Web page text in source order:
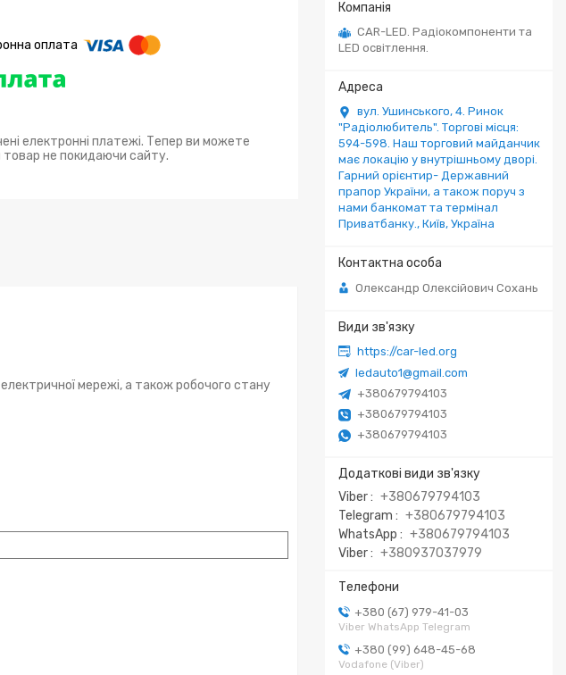
CAR-LED. Радіокомпоненти та
LED освітлення.
вул. Ушинського, 4. Ринок
"Радіолюбитель". Торгові місця:
594-598. Наш торговий майданчик
має локацію у внутрішньому дворі.
Гарний орієнтир- Державний
прапор України, а також поруч з
нами банкомат та термінал
Приватбанку., Київ, Україна
Олександр Олексійович Сохань
https://car-led.org
ledauto1@gmail.com
+380679794103
+380679794103
+380679794103
Viber
+380679794103
Telegram
+380679794103
WhatsApp
+380679794103
Viber
+380937037979
+380 (67) 979-41-03
Viber WhatsApp Telegram
+380 (99) 648-45-68
Vodafone (Viber)
електронні платежі. Тепер ви можете
не покидаючи сайту.
мережі, а також робочого стану